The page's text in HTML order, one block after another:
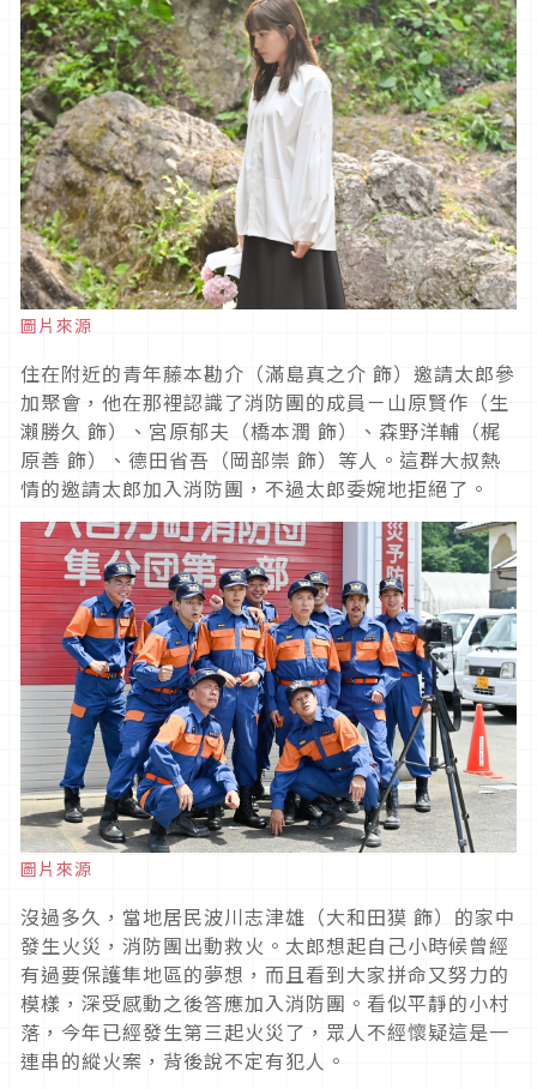
圖片來源
住在附近的青年藤本勘介（滿島真之介 飾）邀請太郎參
加聚會，他在那裡認識了消防團的成員－山原賢作（生
瀨勝久 飾）、宮原郁夫（橋本潤 飾）、森野洋輔（梶
原善 飾）、德田省吾（岡部崇 飾）等人。這群大叔熱
情的邀請太郎加入消防團，不過太郎委婉地拒絕了。
圖片來源
沒過多久，當地居民波川志津雄（大和田獏 飾）的家中
發生火災，消防團出動救火。太郎想起自己小時候曾經
有過要保護隼地區的夢想，而且看到大家拼命又努力的
模樣，深受感動之後答應加入消防團。看似平靜的小村
落，今年已經發生第三起火災了，眾人不經懷疑這是一
連串的縱火案，背後說不定有犯人。